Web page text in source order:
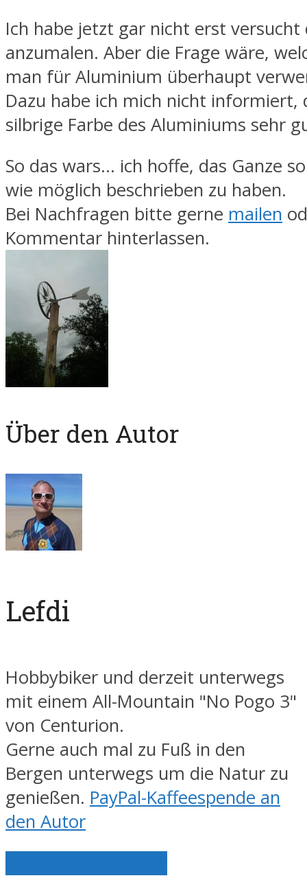
Ich habe jetzt gar nicht erst versucht
anzumalen. Aber die Frage wäre,
man für Aluminium überhaupt
Dazu habe ich mich nicht informiert,
silbrige Farbe des Aluminiums sehr
So das wars… ich hoffe, das Ganze
wie möglich beschrieben zu haben.
Bei Nachfragen bitte gerne mailen
Kommentar hinterlassen.
Über den Autor
Lefdi
Hobbybiker und derzeit unterwegs
mit einem All-Mountain "No Pogo 3"
von Centurion.
Gerne auch mal zu Fuß in den
Bergen unterwegs um die Natur zu
genießen. PayPal-Kaffeespende an
den Autor